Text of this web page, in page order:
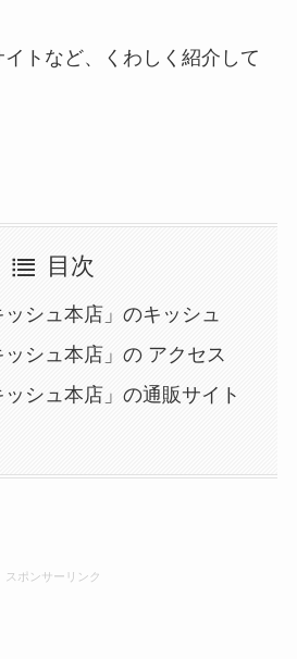
トなど、くわしく紹介して
目次
ッシュ本店」のキッシュ
ッシュ本店」の アクセス
ッシュ本店」の通販サイト
スポンサーリンク